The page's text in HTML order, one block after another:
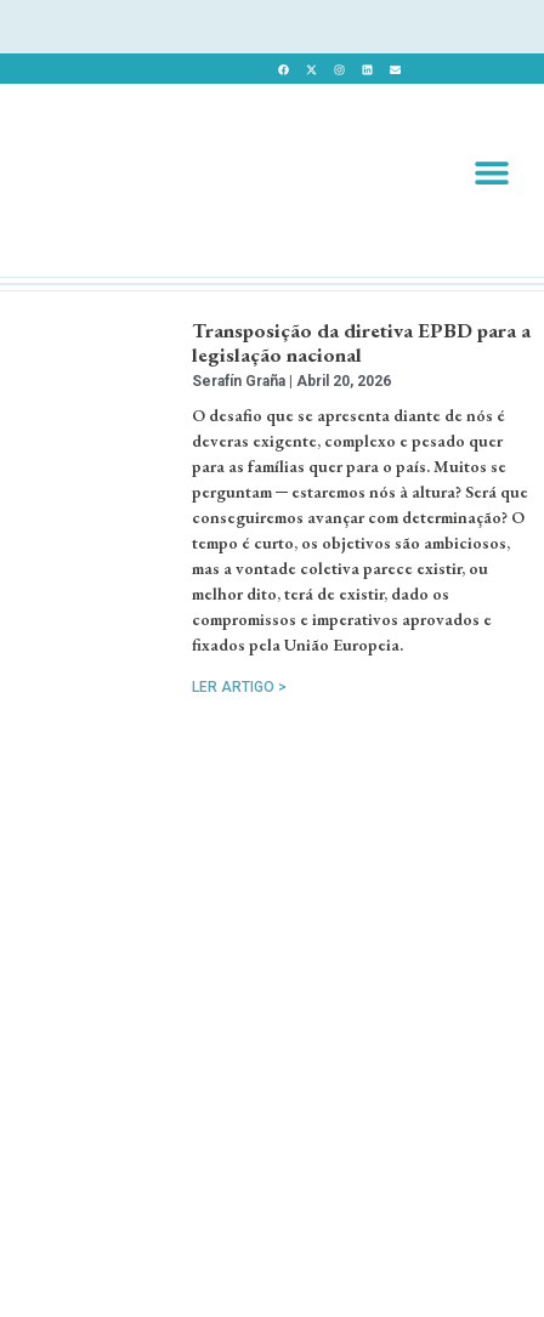
Transposição da diretiva EPBD para a
legislação nacional
Serafín Graña Abril 20, 2026
O desafio que se apresenta diante de nós é
deveras exigente, complexo e pesado quer
para as famílias quer para o país. Muitos se
perguntam ─ estaremos nós à altura? Será que
conseguiremos avançar com determinação? O
tempo é curto, os objetivos são ambiciosos,
mas a vontade coletiva parece existir, ou
melhor dito, terá de existir, dado os
compromissos e imperativos aprovados e
fixados pela União Europeia.
LER ARTIGO >